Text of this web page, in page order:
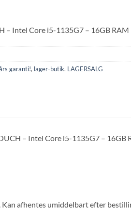
– Intel Core i5-1135G7 – 16GB RAM
garanti!, lager-butik, LAGERSALG
– Intel Core i5-1135G7 – 16GB
Kan afhentes umiddelbart efter